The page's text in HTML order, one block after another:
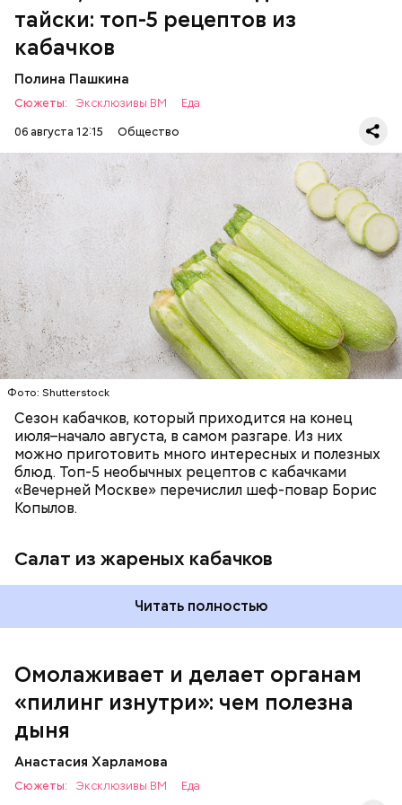
тайски: топ-5 рецептов из
кабачков
Полина Пашкина
Сюжеты: Эксклюзивы ВМ
Еда
06 августа 12:15
Общество
Фото: Shutterstock
Сезон кабачков, который приходится на конец
июля–начало августа, в самом разгаре. Из них
можно приготовить много интересных и полезных
блюд. Топ-5 необычных рецептов с кабачками
«Вечерней Москве» перечислил шеф-повар Борис
Копылов.
Салат из жареных кабачков
Ингредиенты:
Читать полностью
ЕДА ОВОЩИ РЕЦЕПТЫ
Омолаживает и делает органам
«пилинг изнутри»: чем полезна
дыня
Анастасия Харламова
Сюжеты: Эксклюзивы ВМ
Еда
ногти и оказывает омолаживающее действие;
витамин С — работает как антиоксидант,
клетчатка — достаточно нежная и забирает
излишки холестерина, сахара и соли тяжелых
фолиевая кислота (в большом количестве) —
она необходима беременным женщинам,
чтобы формировалась нервная трубка у
плода. Также ее рекомендуют принимать для
— В момент стресса он держит сосуды под
контролем и контролирует более 300 реакций
Вред дыни
Фото: Shutterstock
есть с осторожностью людям: